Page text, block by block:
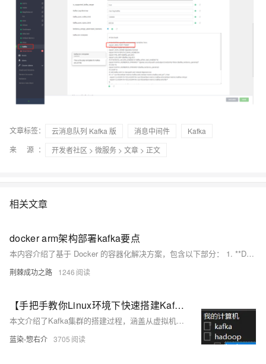
文章标签： 云消息队列 Kafka 版 消息中间件
Kafka
来 源：
开发者社区 > 微服务 > 文章 > 正文
相关文章
docker arm架构部署kafka要点
本内容介绍了基于 Docker 的容器化解决方案，包含以下部分： 1. **Docker 容器管理**：通过 Portainer 可视化管理工具实现对主节点和代理节点的统一管理。 2. **Kafka 可视化工具**：部署 Kafka-UI 以图形化方式监控和管理 Kafka 集群，支持动态配置功能， 3. **Kafka 安装与配置**：基于 Bitnami Kafka 镜像，提供完整的 Kafka 集群配置示例，涵盖 KRaft 模式、性能调优参数及数据持久化设置，适用于高可用生产环境。 以上方案适合 ARM64 架构，为用户提供了一站式的容器化管理和消息队列解决方案。
荆棘成功之路 1246
【手把手教你Linux环境下快速搭建Kafka集群】内含脚本分发教程，实现一键部署多个Kafka节点
本文介绍了Kafka集群的搭建过程，涵盖从虚拟机安装到集群测试的详细步骤。首先规划了集群架构，包括三台Kafka Broker节点，并说明了分布式环境下的服务进程配置。接着，通过VMware导入模板机并克隆出三台虚拟机（kafka-broker1、kafka-broker2、kafka-broker3），分别设置IP地址和主机名。随后，依次安装JDK、ZooKeeper和Kafka，并配置相应的环境变量与启动脚本，确保各组件能正常运行。最后，通过编写启停脚本简化集群的操作流程，并对集群进行测试，验证其功能完整性。整个过程强调了自动化脚本的应用，提高了部署效率。
蓝染-惣右介 3705